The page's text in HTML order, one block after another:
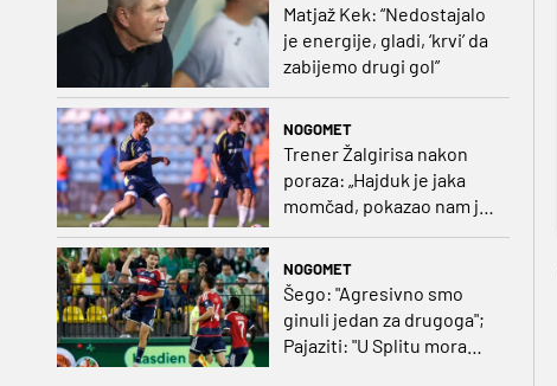
razlike”
Matjaž Kek: “Nedostajalo
je energije, gladi, ‘krvi’ da
zabijemo drugi gol”
NOGOMET
Trener Žalgirisa nakon
poraza: „Hajduk je jaka
momčad, pokazao nam je
NOGOMET
Šego: "Agresivno smo
ginuli jedan za drugoga";
Pajaziti: "U Splitu moramo